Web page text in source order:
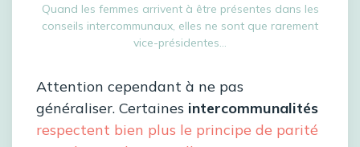
Quand les femmes arrivent à être présentes dans les
conseils intercommunaux, elles ne sont que rarement
vice-présidentes…
Attention cependant à ne pas
généraliser. Certaines intercommunalités
respectent bien plus le principe de parité